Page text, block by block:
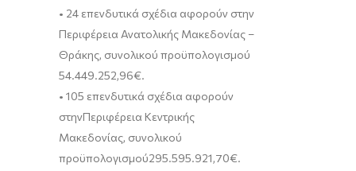
• 24 επενδυτικά σχέδια αφορούν στην
Περιφέρεια Ανατολικής Μακεδονίας –
Θράκης, συνολικού προϋπολογισμού
54.449.252,96€.
• 105 επενδυτικά σχέδια αφορούν
στηνΠεριφέρεια Κεντρικής
Μακεδονίας, συνολικού
προϋπολογισμού295.595.921,70€.